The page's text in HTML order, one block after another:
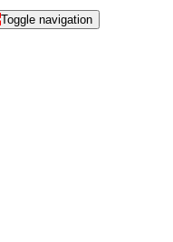
Toggle navigation